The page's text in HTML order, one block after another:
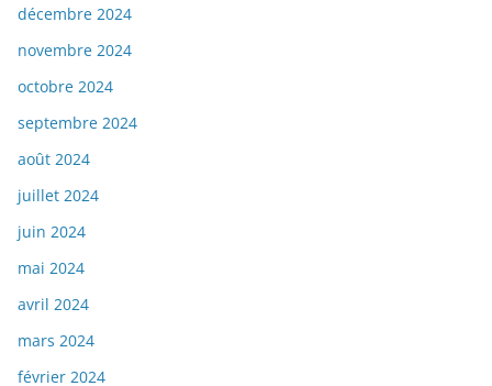
décembre 2024
novembre 2024
octobre 2024
septembre 2024
août 2024
juillet 2024
juin 2024
mai 2024
avril 2024
mars 2024
février 2024